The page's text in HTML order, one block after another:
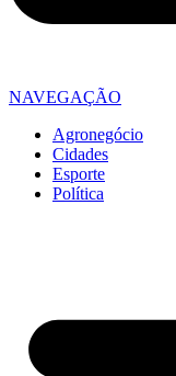
NAVEGAÇÃO
Agronegócio
Cidades
Esporte
Política